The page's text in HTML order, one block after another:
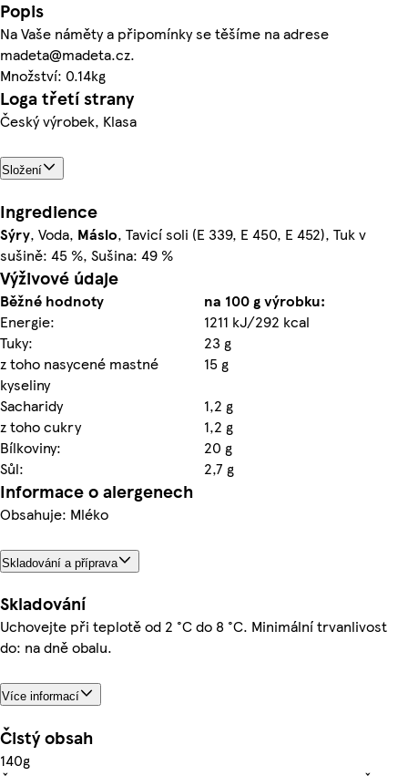
Popis
Na Vaše náměty a připomínky se těšíme na adrese
madeta@madeta.cz.
Množství: 0.14kg
Loga třetí strany
Český výrobek, Klasa
Složení
Ingredience
Sýry, Voda, Máslo, Tavicí soli (E 339, E 450, E 452), Tuk v
sušině: 45 %, Sušina: 49 %
Výživové údaje
Běžné hodnoty
na 100 g výrobku:
Energie:
1211 kJ/292 kcal
Tuky:
23 g
z toho nasycené mastné
kyseliny
15 g
Sacharidy
1,2 g
z toho cukry
1,2 g
Bílkoviny:
20 g
Sůl:
2,7 g
Informace o alergenech
Obsahuje: Mléko
Skladování a příprava
Skladování
Uchovejte při teplotě od 2 °C do 8 °C. Minimální trvanlivost
do: na dně obalu.
Více informací
Čistý obsah
140g